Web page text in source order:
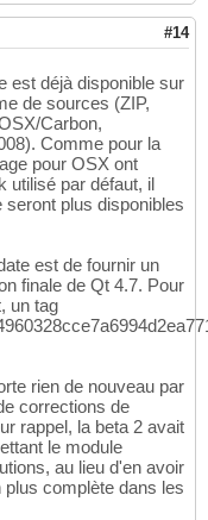
#14
est déjà disponible sur
de sources (ZIP,
Carbon,
Comme pour la
pour OSX ont
utilisé par défaut, il
plus disponibles
est de fournir un
finale de Qt 4.7. Pour
un tag
rien de nouveau par
corrections de
rappel, la beta 2 avait
le module
au lieu d'en avoir
complète dans les